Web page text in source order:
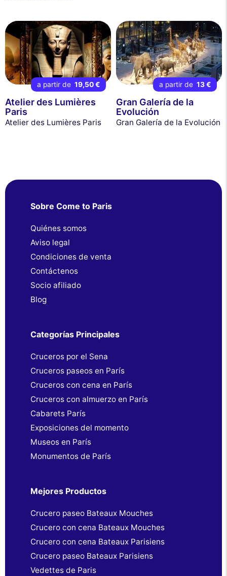
a partir de 19,50 €
Atelier des Lumières
Paris
Atelier des Lumières Paris
a partir de 13 €
Gran Galería de la
Evolución
Gran Galería de la Evolución
Sobre Come to Paris
Quiénes somos
Aviso legal
Condiciones de venta
Contáctenos
Socio afiliado
Blog
Categorías Principales
Cruceros por el Sena
Cruceros paseos en París
Cruceros con cena en París
Cruceros con almuerzo en París
Cabarets París
Exposiciones del momento
Museos en París
Monumentos de París
Mejores Productos
Crucero paseo Bateaux Mouches
Crucero con cena Bateaux Mouches
Crucero con cena Bateaux Parisiens
Crucero paseo Bateaux Parisiens
Vedettes de Paris